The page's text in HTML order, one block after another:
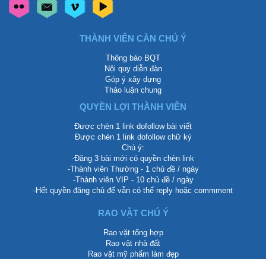
THÀNH VIÊN CẦN CHÚ Ý
Thông báo BQT
Nội quy diễn đàn
Góp ý xây dựng
Thảo luận chung
QUYỀN LỢI THÀNH VIÊN
Được chèn 1 link dofollow bài viết
Được chèn 1 link dofollow chữ ký
Chú ý:
-Đăng 3 bài mới có quyền chèn link
-Thành viên Thường - 1 chủ đề / ngày
-Thành viên VIP - 10 chủ đề / ngày
-Hết quyền đăng chủ để vẫn có thể reply hoặc commment
RAO VẶT CHÚ Ý
Rao vặt tổng hợp
Rao vặt nhà đất
Rao vặt mỹ phẩm làm đẹp